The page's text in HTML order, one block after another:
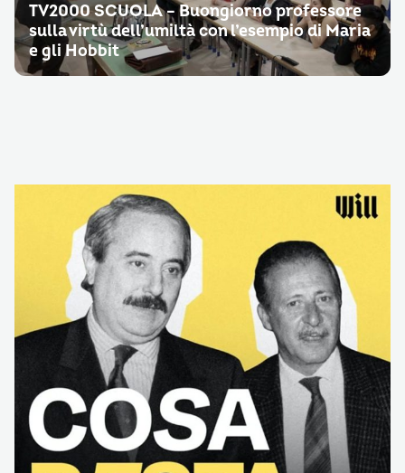
TV2000 SCUOLA – Buongiorno professore
sulla virtù dell’umiltà con l’esempio di Maria
e gli Hobbit